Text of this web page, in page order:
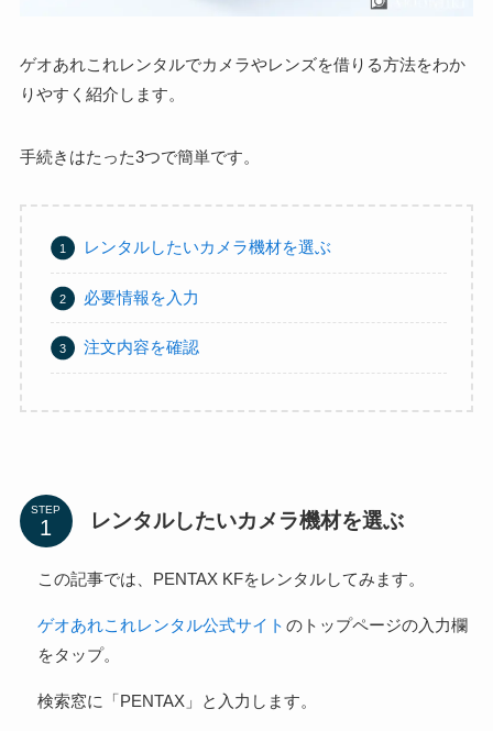
ゲオあれこれレンタルでカメラやレンズを借りる方法をわか
りやすく紹介します。
手続きはたった3つで簡単です。
レンタルしたいカメラ機材を選ぶ
必要情報を入力
注文内容を確認
STEP レンタルしたいカメラ機材を選ぶ
この記事では、PENTAX KFをレンタルしてみます。
ゲオあれこれレンタル公式サイト のトップページの入力欄
をタップ。
検索窓に「PENTAX」と入力します。